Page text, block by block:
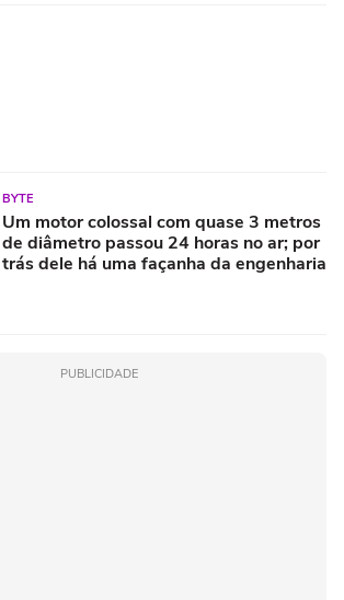
BYTE
Um motor colossal com quase 3 metros
de diâmetro passou 24 horas no ar; por
trás dele há uma façanha da engenharia
PUBLICIDADE